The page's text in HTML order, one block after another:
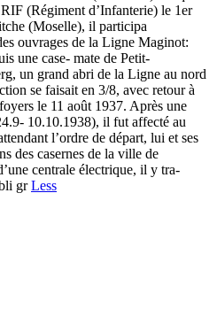
(Régiment d’Infanterie) le 1er
(Moselle), il participa
ouvrages de la Ligne Maginot:
une case- mate de Petit-
un grand abri de la Ligne au nord
se faisait en 3/8, avec retour à
le 11 août 1937. Après une
10.10.1938), il fut affecté au
l’ordre de départ, lui et ses
des casernes de la ville de
centrale électrique, il y tra-
grLess